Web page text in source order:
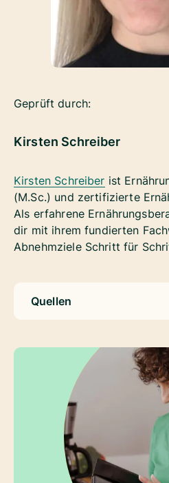
Geprüft durch:
Kirsten Schreiber
Kirsten Schreiber ist
(M.Sc.) und zertifizierte
Als erfahrene
dir mit ihrem fundierten
Abnehmziele Schritt für
Quellen